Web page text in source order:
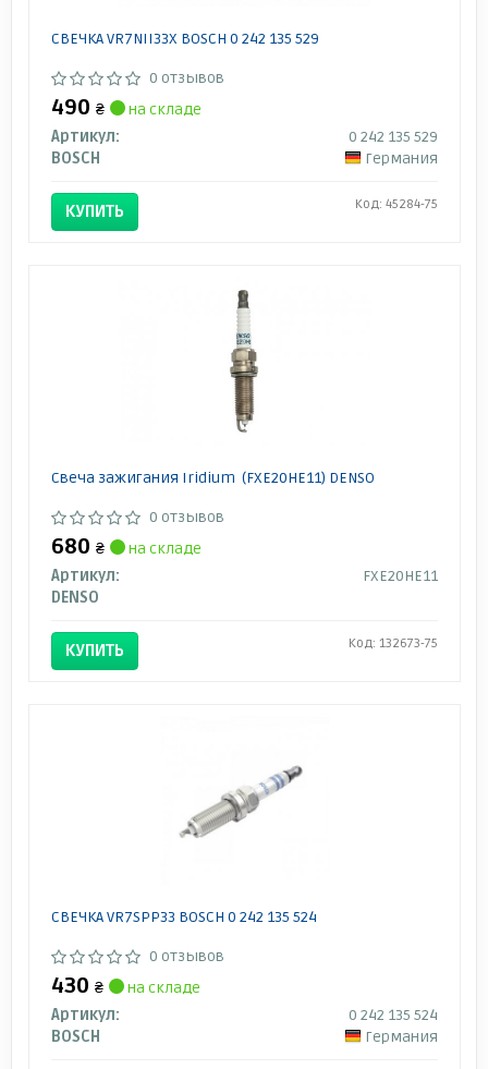
СВЕЧКА VR7NII33X BOSCH 0 242 135 529
0 отзывов
490 ₴
на складе
Артикул:
0 242 135 529
BOSCH
Германия
КУПИТЬ Код: 45284-75
Свеча зажигания Iridium (FXE20HE11) DENSO
0 отзывов
680 ₴
на складе
Артикул:
FXE20HE11
DENSO
КУПИТЬ Код: 132673-75
СВЕЧКА VR7SPP33 BOSCH 0 242 135 524
0 отзывов
430 ₴
на складе
Артикул:
0 242 135 524
BOSCH
Германия